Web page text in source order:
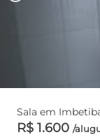
R$ 1.600 /